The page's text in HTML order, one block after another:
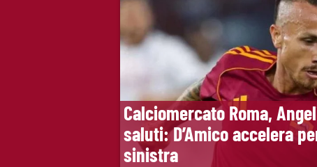
Calciomercato Roma,
saluti: D’Amico accelera
sinistra